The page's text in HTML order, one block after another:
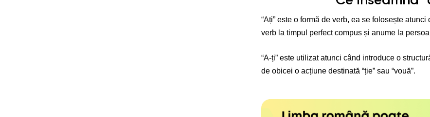
“Ați” este o formă de verb, ea se folosește
verb la timpul perfect compus și anume la
“A-ți” este utilizat atunci când introduce o
de obicei o acțiune destinată “ție” sau “vouă”.